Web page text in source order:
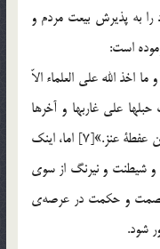
به پذيرش بيعت مردم و
است:
اخذ الله علي العلماء الاّ
علي غاربها و آخرها
بكأس أوّلها و لألفيتم دنياكم هذه أزهد عندى من عفطة عنز.»[7] اما، اينك
و شيطنت و نيرنگ از سوي
عصمت و حكمت در عرصه‌ي
شود.